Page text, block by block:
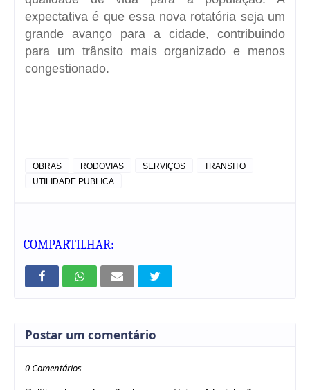
expectativa é que essa nova rotatória seja um
grande avanço para a cidade, contribuindo
para um trânsito mais organizado e menos
congestionado.
OBRAS RODOVIAS SERVIÇOS
TRANSITO
UTILIDADE PUBLICA
COMPARTILHAR:
Postar um comentário
0 Comentários